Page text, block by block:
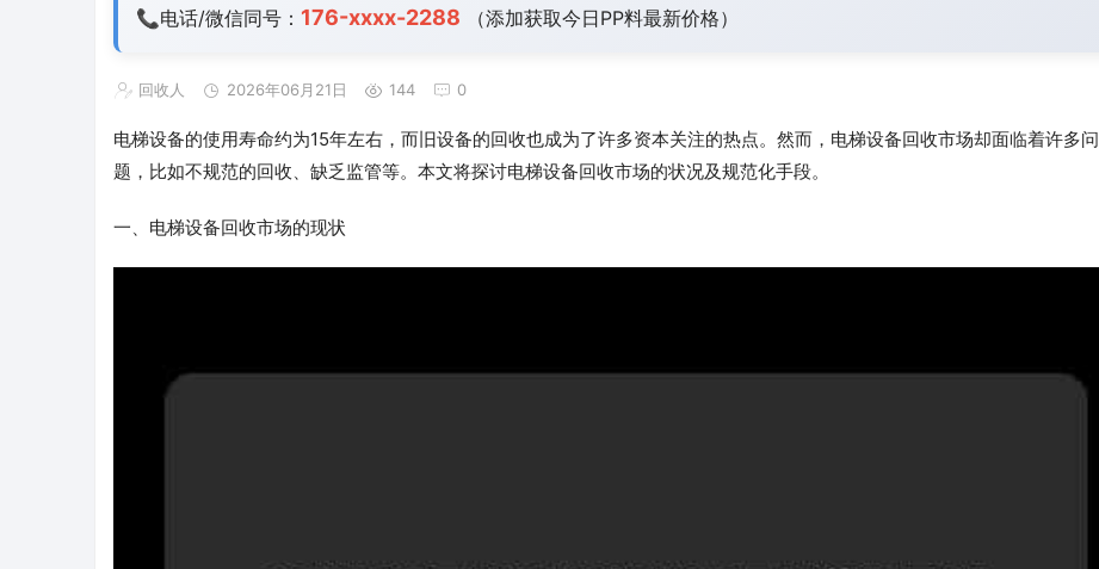
📞电话/微信同号： 176-xxxx-2288 （添加获取今日PP料最新价格）
回收人 2026年06月21日 144 0
电梯设备的使用寿命约为15年左右，而旧设备的回收也成为了许多资本关注的热点。然而，电梯设备回收市场却面临着许多问
题，比如不规范的回收、缺乏监管等。本文将探讨电梯设备回收市场的状况及规范化手段。
一、电梯设备回收市场的现状